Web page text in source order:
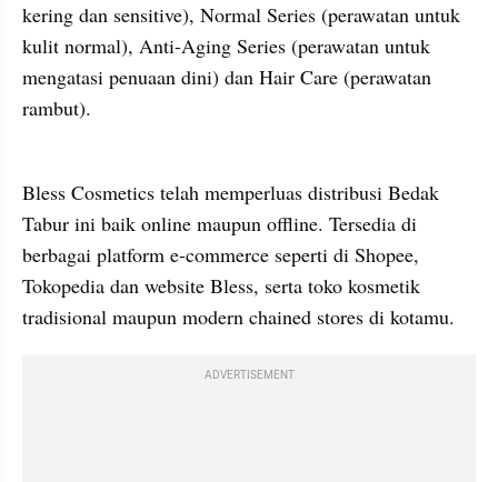
kering dan sensitive), Normal Series (perawatan untuk
kulit normal), Anti-Aging Series (perawatan untuk
mengatasi penuaan dini) dan Hair Care (perawatan
rambut).
Bless Cosmetics telah memperluas distribusi Bedak
Tabur ini baik online maupun offline. Tersedia di
berbagai platform e-commerce seperti di Shopee,
Tokopedia dan website Bless, serta toko kosmetik
tradisional maupun modern chained stores di kotamu.
ADVERTISEMENT